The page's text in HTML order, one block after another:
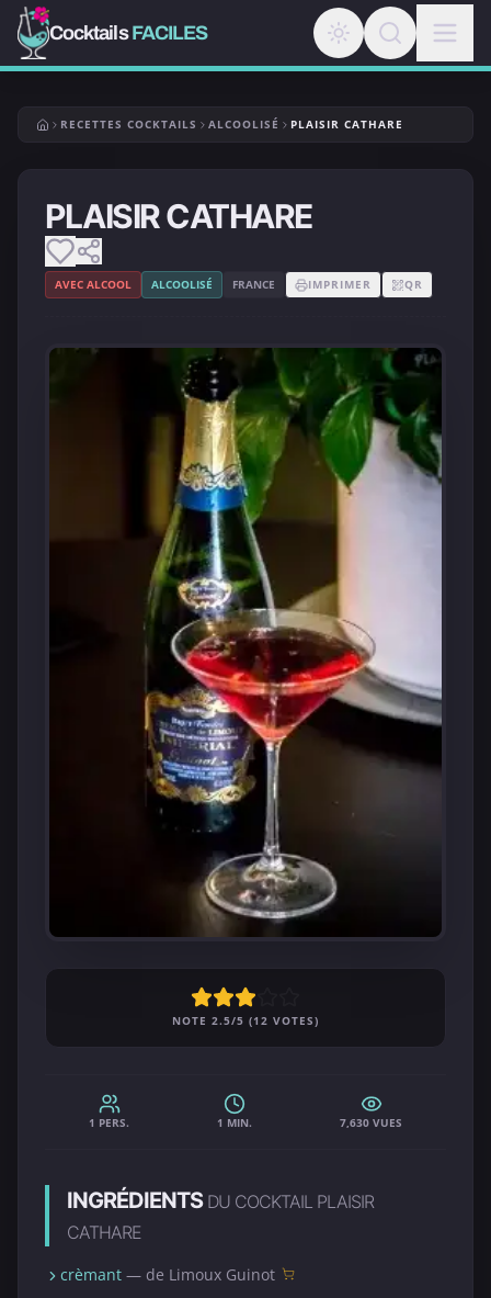
CocktailsFACILES
RECETTES COCKTAILS ALCOOLISÉ PLAISIR CATHARE
PLAISIR CATHARE
AVEC ALCOOL ALCOOLISÉ FRANCE IMPRIMER QR
NOTE 2.5/5 (12 VOTES)
1 PERS. 1 MIN. 7,630 VUES
INGRÉDIENTS DU COCKTAIL PLAISIR
CATHARE
crèmant — de Limoux Guinot